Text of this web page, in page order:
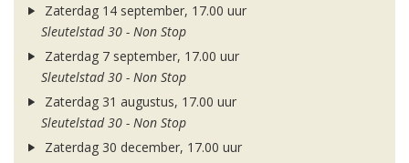
Zaterdag 14 september, 17.00 uur
Sleutelstad 30 - Non Stop
Zaterdag 7 september, 17.00 uur
Sleutelstad 30 - Non Stop
Zaterdag 31 augustus, 17.00 uur
Sleutelstad 30 - Non Stop
Zaterdag 30 december, 17.00 uur